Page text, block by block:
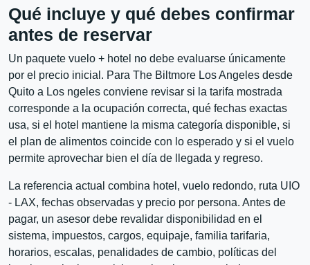
Qué incluye y qué debes confirmar
antes de reservar
Un paquete vuelo + hotel no debe evaluarse únicamente
por el precio inicial. Para The Biltmore Los Angeles desde
Quito a Los ngeles conviene revisar si la tarifa mostrada
corresponde a la ocupación correcta, qué fechas exactas
usa, si el hotel mantiene la misma categoría disponible, si
el plan de alimentos coincide con lo esperado y si el vuelo
permite aprovechar bien el día de llegada y regreso.
La referencia actual combina hotel, vuelo redondo, ruta UIO
- LAX, fechas observadas y precio por persona. Antes de
pagar, un asesor debe revalidar disponibilidad en el
sistema, impuestos, cargos, equipaje, familia tarifaria,
horarios, escalas, penalidades de cambio, políticas del